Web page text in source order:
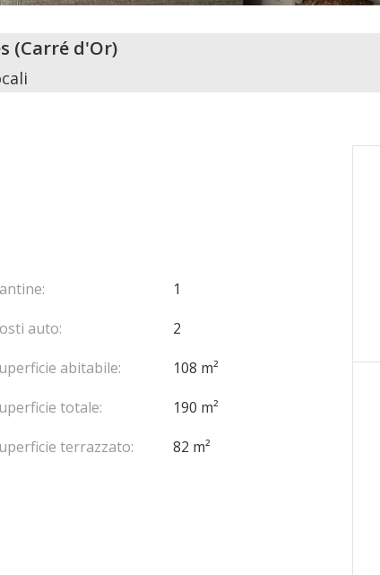
(Carré d'Or)
1
auto:
2
abitabile:
108 m²
totale:
190 m²
terrazzato:
82 m²